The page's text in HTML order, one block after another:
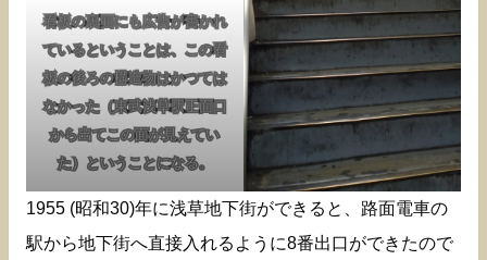
看板の裏面にも広告が書かれ
ているということは、この看
板の後ろの構造物はかつては
なかった（東武浅草駅正面口
から出てこの面が見えてい
た）ということになる。
1955 (昭和30)年に浅草地下街ができると、路面電車の
駅から地下街へ直接入れるように8番出口ができたので